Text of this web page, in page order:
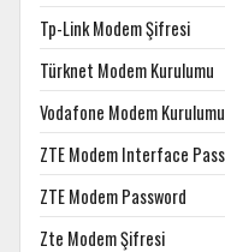
Tp-Link Modem Şifresi
Türknet Modem Kurulumu
Vodafone Modem Kurulumu
ZTE Modem Interface
ZTE Modem Password
Zte Modem Şifresi